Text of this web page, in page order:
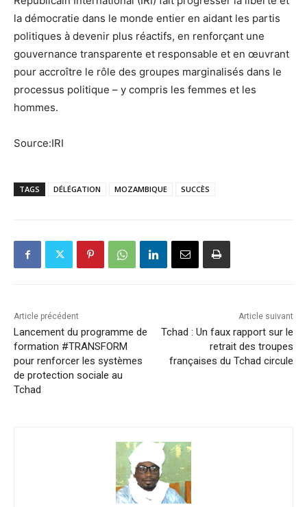
la démocratie dans le monde entier en aidant les partis
politiques à devenir plus réactifs, en renforçant une
gouvernance transparente et responsable et en œuvrant
pour accroître le rôle des groupes marginalisés dans le
processus politique – y compris les femmes et les
hommes.
Source:IRI
TAGS DÉLÉGATION MOZAMBIQUE SUCCÈS
Article précédent
Lancement du programme de
formation #TRANSFORM
pour renforcer les systèmes
de protection sociale au
Tchad
Article suivant
Tchad : Un faux rapport sur le
retrait des troupes
françaises du Tchad circule